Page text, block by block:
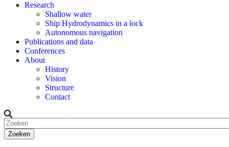
Research
Shallow water
Ship Hydrodynamics in a lock
Autonomous navigation
Publications and data
Conferences
About
History
Vision
Structure
Contact
Zoeken